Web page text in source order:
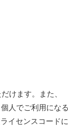
けます。また、
人でご利用にな
イセンスコード